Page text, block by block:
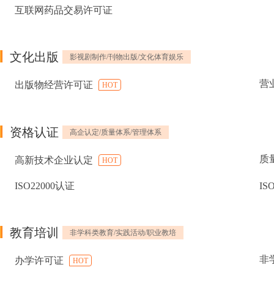
互联网药品交易许可证
文化出版 影视剧制作/刊物出版/文化体育娱乐
出版物经营许可证 HOT 营
资格认证 高企认定/质量体系/管理体系
高新技术企业认定 HOT 质
ISO22000认证
教育培训 非学科类教育/实践活动/职业教培
办学许可证 HOT 非